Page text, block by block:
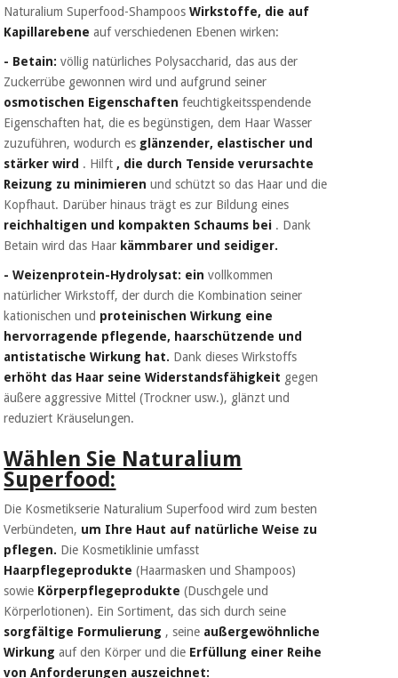
Naturalium Superfood-ShampoosWirkstoffe, die auf
Kapillarebene auf verschiedenen Ebenen wirken:
- Betain: völlig natürliches Polysaccharid, das aus der
Zuckerrübe gewonnen wird und aufgrund seiner
osmotischen Eigenschaften feuchtigkeitsspendende
Eigenschaften hat, die es begünstigen, dem Haar Wasser
zuzuführen, wodurch es glänzender, elastischer und
stärker wird . Hilft, die durch Tenside verursachte
Reizung zu minimieren und schützt so das Haar und die
Kopfhaut. Darüber hinaus trägt es zur Bildung eines
reichhaltigen und kompakten Schaums bei . Dank
Betain wird das Haar kämmbarer und seidiger.
- Weizenprotein-Hydrolysat: ein vollkommen
natürlicher Wirkstoff, der durch die Kombination seiner
kationischen und proteinischen Wirkung eine
hervorragende pflegende, haarschützende und
antistatische Wirkung hat. Dank dieses Wirkstoffs
erhöht das Haar seine Widerstandsfähigkeit gegen
äußere aggressive Mittel (Trockner usw.), glänzt und
reduziert Kräuselungen.
Wählen Sie Naturalium
Superfood:
Die Kosmetikserie Naturalium Superfood wird zum besten
Verbündeten, um Ihre Haut auf natürliche Weise zu
pflegen. Die Kosmetiklinie umfasst
Haarpflegeprodukte (Haarmasken und Shampoos)
sowie Körperpflegeprodukte (Duschgele und
Körperlotionen). Ein Sortiment, das sich durch seine
sorgfältige Formulierung , seine außergewöhnliche
Wirkung auf den Körper und die Erfüllung einer Reihe
von Anforderungen auszeichnet: